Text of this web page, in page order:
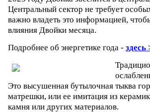
Центральный сектор не требует
важно владеть это информацией,
влияния Двойки месяца.
Подробнее об энергетике года - здесь
Это высушенная бутылочная тыква
матрешки, или ее имитация из
камня или других материалов.